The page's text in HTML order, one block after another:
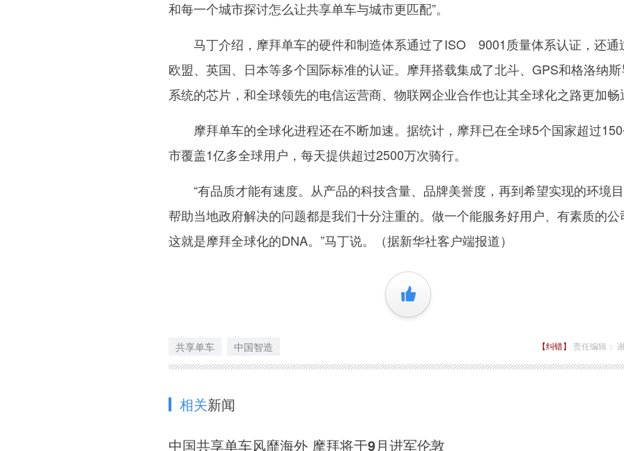
和每一个城市探讨怎么让共享单车与城市更匹配”。
马丁介绍，摩拜单车的硬件和制造体系通过了ISO 9001质量体系认证，还通
欧盟、英国、日本等多个国际标准的认证。摩拜搭载集成了北斗、GPS和格洛纳
系统的芯片，和全球领先的电信运营商、物联网企业合作也让其全球化之路更加畅
摩拜单车的全球化进程还在不断加速。据统计，摩拜已在全球5个国家超过
市覆盖1亿多全球用户，每天提供超过2500万次骑行。
“有品质才能有速度。从产品的科技含量、品牌美誉度，再到希望实现的环境目
帮助当地政府解决的问题都是我们十分注重的。做一个能服务好用户、有素质的公
这就是摩拜全球化的DNA。”马丁说。（据新华社客户端报道）
+1
共享单车 中国智造 【纠错】 责任编辑：
相关新闻
中国共享单车风靡海外 摩拜将于9月进军伦敦